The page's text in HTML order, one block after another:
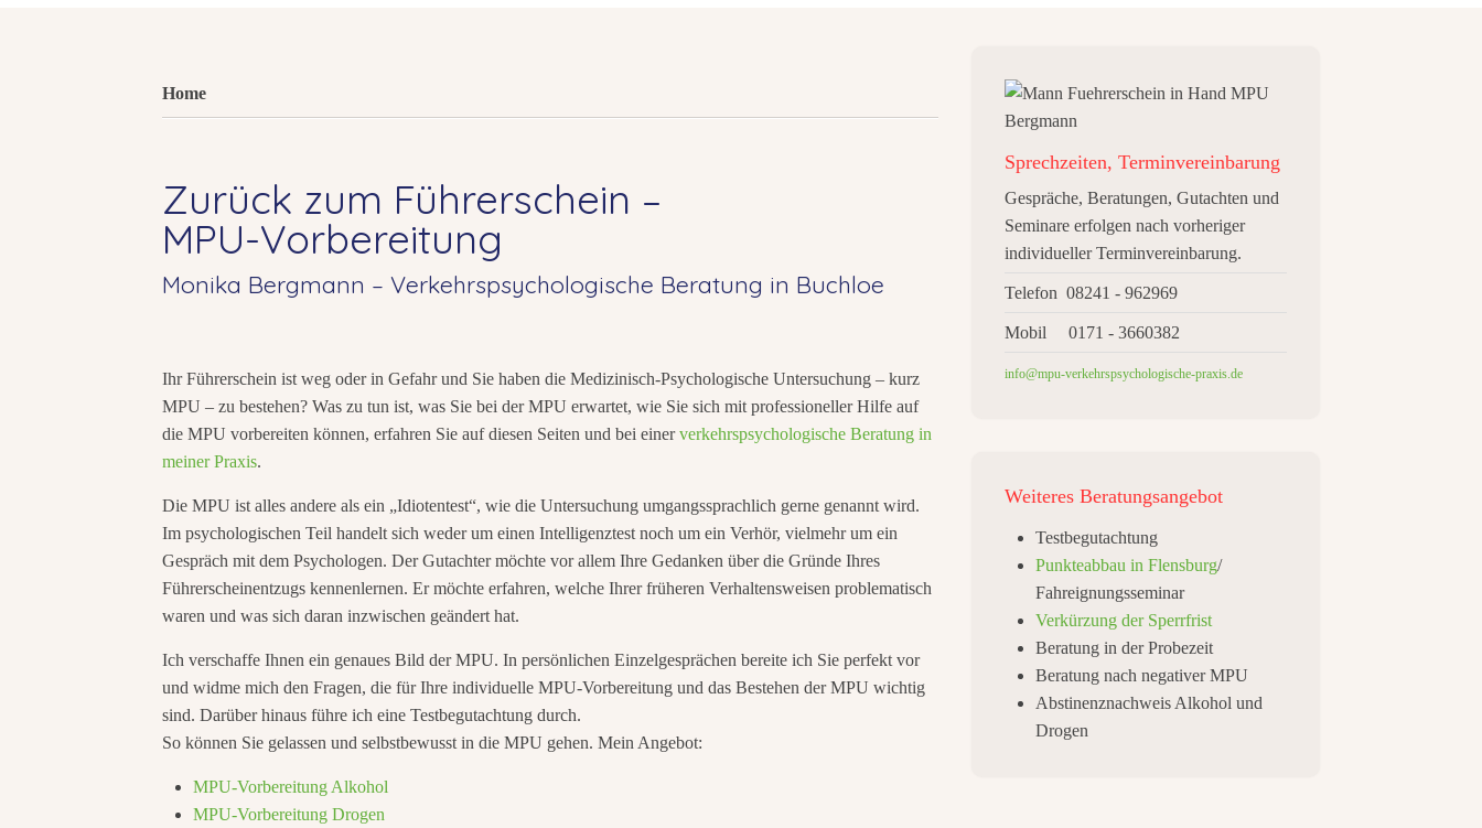
Home
Zurück zum Führerschein –
MPU-Vorbereitung
Monika Bergmann – Verkehrspsychologische Beratung in Buchloe
Ihr Führerschein ist weg oder in Gefahr und Sie haben die Medizinisch-Psychologische Untersuchung – kurz
MPU – zu bestehen? Was zu tun ist, was Sie bei der MPU erwartet, wie Sie sich mit professioneller Hilfe auf
die MPU vorbereiten können, erfahren Sie auf diesen Seiten und bei einerverkehrspsychologische Beratung in
meiner Praxis.
Die MPU ist alles andere als ein „Idiotentest“, wie die Untersuchung umgangssprachlich gerne genannt wird.
Im psychologischen Teil handelt sich weder um einen Intelligenztest noch um ein Verhör, vielmehr um ein
Gespräch mit dem Psychologen. Der Gutachter möchte vor allem Ihre Gedanken über die Gründe Ihres
Führerscheinentzugs kennenlernen. Er möchte erfahren, welche Ihrer früheren Verhaltensweisen problematisch
waren und was sich daran inzwischen geändert hat.
Ich verschaffe Ihnen ein genaues Bild der MPU. In persönlichen Einzelgesprächen bereite ich Sie perfekt vor
und widme mich den Fragen, die für Ihre individuelle MPU-Vorbereitung und das Bestehen der MPU wichtig
sind. Darüber hinaus führe ich eine Testbegutachtung durch.
So können Sie gelassen und selbstbewusst in die MPU gehen. Mein Angebot:
MPU-Vorbereitung Alkohol
MPU-Vorbereitung Drogen
Sprechzeiten, Terminvereinbarung
Gespräche, Beratungen, Gutachten und
Seminare erfolgen nach vorheriger
individueller Terminvereinbarung.
Telefon 08241 - 962969
Mobil 0171 - 3660382
info@mpu-verkehrspsychologische-praxis.de
Weiteres Beratungsangebot
Testbegutachtung
Punkteabbau in Flensburg/
Fahreignungsseminar
Verkürzung der Sperrfrist
Beratung in der Probezeit
Beratung nach negativer MPU
Abstinenznachweis Alkohol und
Drogen